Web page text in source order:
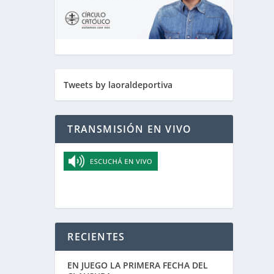
Tweets by laoraldeportiva
TRANSMISIÓN EN VIVO
RECIENTES
EN JUEGO LA PRIMERA FECHA DEL